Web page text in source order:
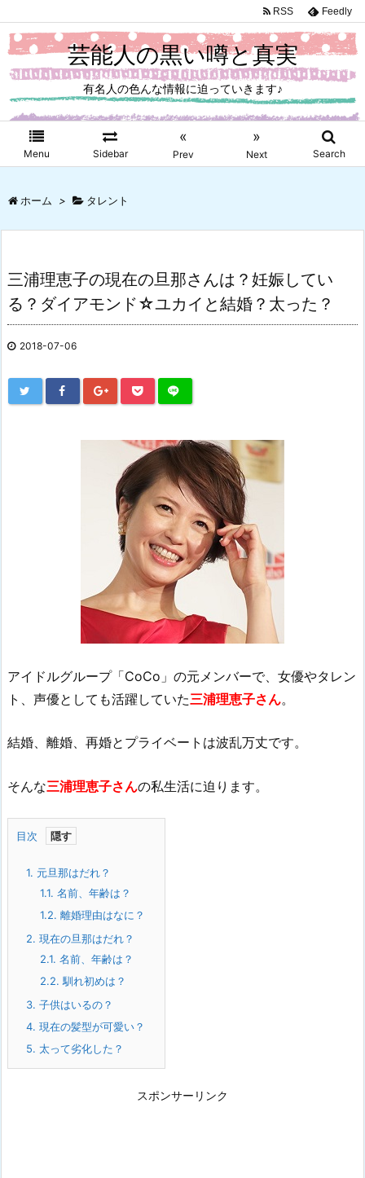
芸能人の黒い噂と真実
有名人の色んな情報に迫っていきます♪
Menu Sidebar
«
Prev
»
Next Search
RSS Feedly
ホーム > タレント
三浦理恵子の現在の旦那さんは？妊娠してい
る？ダイアモンド☆ユカイと結婚？太った？
2018-07-06
アイドルグループ「CoCo」の元メンバーで、女優やタレン
ト、声優としても活躍していた三浦理恵子さん。
結婚、離婚、再婚とプライベートは波乱万丈です。
そんな三浦理恵子さんの私生活に迫ります。
目次
1. 元旦那はだれ？
1.1. 名前、年齢は？
1.2. 離婚理由はなに？
2. 現在の旦那はだれ？
2.1. 名前、年齢は？
2.2. 馴れ初めは？
3. 子供はいるの？
4. 現在の髪型が可愛い？
5. 太って劣化した？
スポンサーリンク